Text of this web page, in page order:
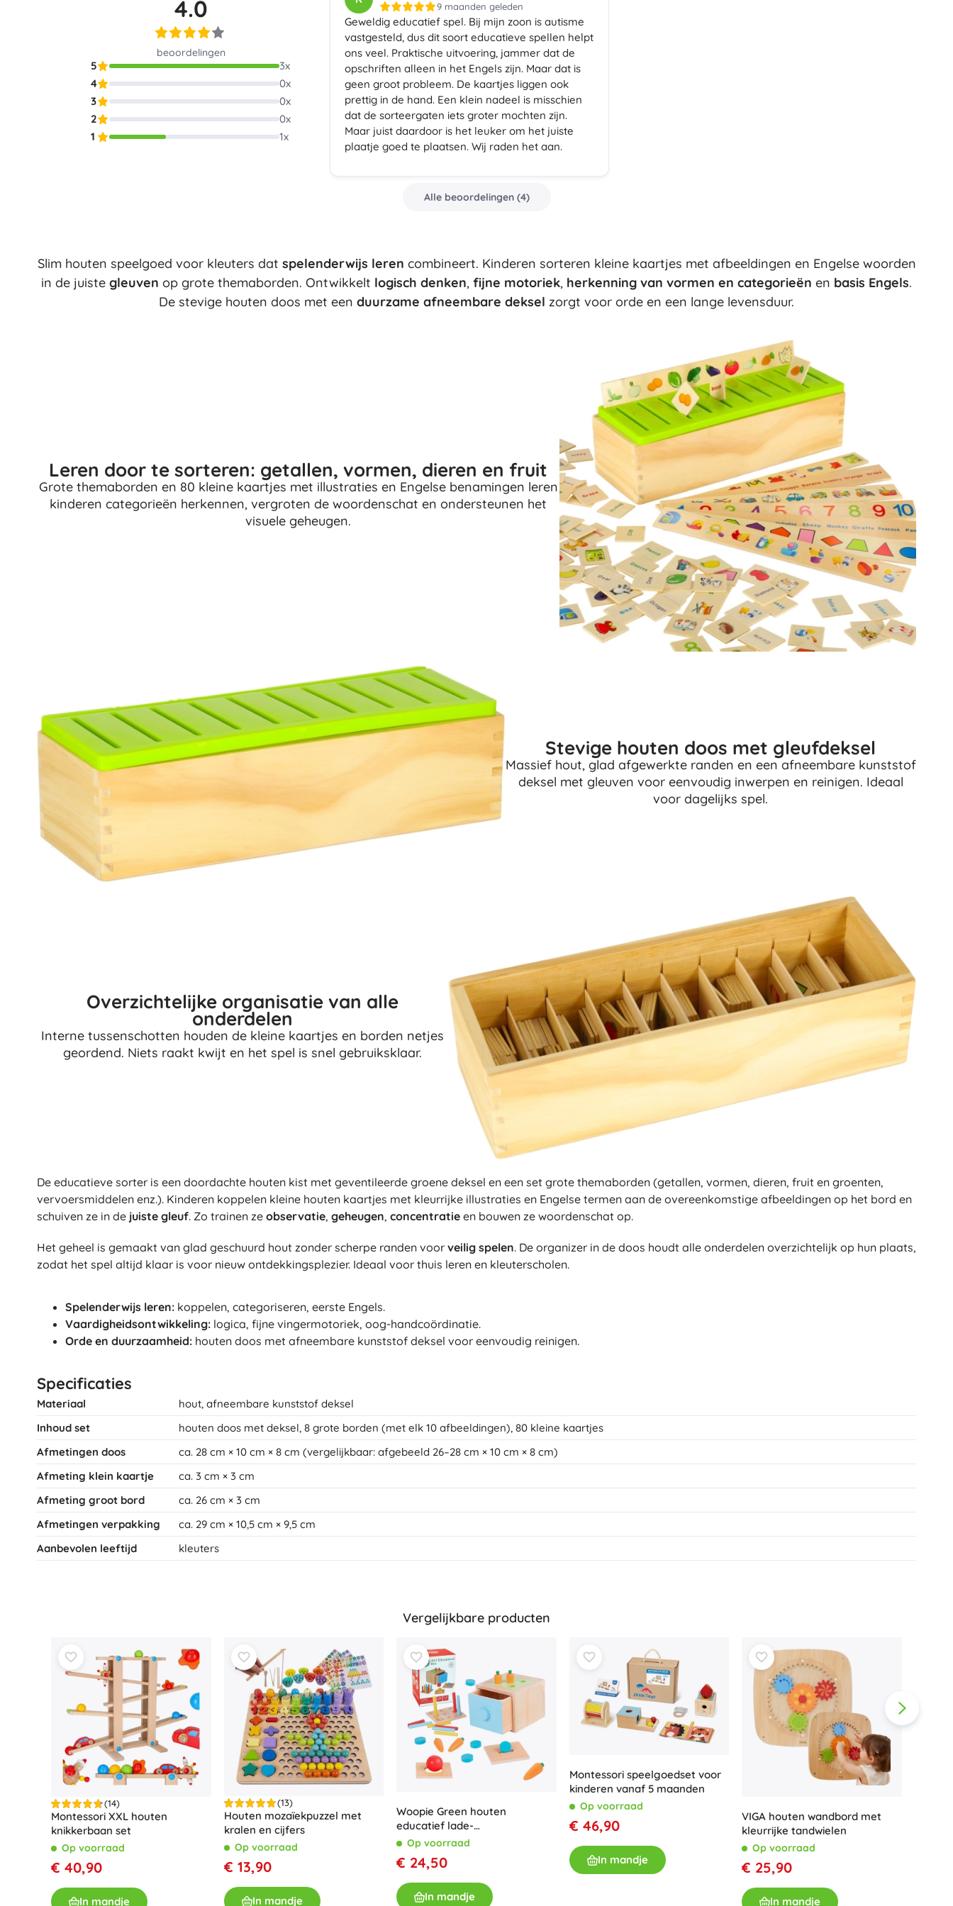
Bluey
Dots Jurassic World
Batman DC
Frozen Lord of the Rings
Op afstand bestuurbaar
Treinen
Boerderijvoertuigen
Integraal Hulpverleningssysteem
Meer tonen
Buitenspellen
Voertuigen voor kinderen
Zandspeelgoed
Waterspeelgoed
Bellenblaas
+Meer tonen
Pasen
Accessoires voor baby’s
Stoffen poppen
+Meer tonen
Tenten en huisjes
+Meer tonen
Zwaarden en dolken
Waterpistolen
Bogen
Kruisbogen
+Meer tonen
Badspeelgoed
Elektronisch speelgoed
Afstandsbedienbare speelgoed
Kinderkleding
Babykleding
T-shirts
Schoenen
Sweaters en truien
Sokken en panty’s
+Meer tonen
Vervangende onderdelen
Pompjes
Werk- en doeboekjes
Voor de allerkleinsten
Boekaccessoires
Ansichtkaarten
Voor kleine vertellers
Meer tonen
Voor meisjes
Cadeaubonnen
4.0
beoordelingen
5 3x
4
0x
3
0x
2
0x
1
1x
9 maanden geleden
Geweldig educatief spel. Bij mijn zoon is autisme
vastgesteld, dus dit soort educatieve spellen helpt
ons veel. Praktische uitvoering, jammer dat de
opschriften alleen in het Engels zijn. Maar dat is
geen groot probleem. De kaartjes liggen ook
prettig in de hand. Een klein nadeel is misschien
dat de sorteergaten iets groter mochten zijn.
Maar juist daardoor is het leuker om het juiste
plaatje goed te plaatsen. Wij raden het aan.
Alle beoordelingen(4)
Slim houten speelgoed voor kleuters dat spelenderwijs leren combineert. Kinderen sorteren kleine kaartjes met afbeeldingen en Engelse woorden
in de juiste gleuven op grote themaborden. Ontwikkelt logisch denken, fijne motoriek, herkenning van vormen en categorieën en basis Engels.
De stevige houten doos met een duurzame afneembare deksel zorgt voor orde en een lange levensduur.
Leren door te sorteren: getallen, vormen, dieren en fruit
Grote themaborden en 80 kleine kaartjes met illustraties en Engelse benamingen leren
kinderen categorieën herkennen, vergroten de woordenschat en ondersteunen het
visuele geheugen.
Stevige houten doos met gleufdeksel
Massief hout, glad afgewerkte randen en een afneembare kunststof
deksel met gleuven voor eenvoudig inwerpen en reinigen. Ideaal
voor dagelijks spel.
Overzichtelijke organisatie van alle
onderdelen
Interne tussenschotten houden de kleine kaartjes en borden netjes
geordend. Niets raakt kwijt en het spel is snel gebruiksklaar.
De educatieve sorter is een doordachte houten kist met geventileerde groene deksel en een set grote themaborden (getallen, vormen, dieren, fruit en groenten,
vervoersmiddelen enz.). Kinderen koppelen kleine houten kaartjes met kleurrijke illustraties en Engelse termen aan de overeenkomstige afbeeldingen op het bord en
schuiven ze in de juiste gleuf. Zo trainen ze observatie, geheugen, concentratie en bouwen ze woordenschat op.
Het geheel is gemaakt van glad geschuurd hout zonder scherpe randen voor veilig spelen. De organizer in de doos houdt alle onderdelen overzichtelijk op hun plaats,
zodat het spel altijd klaar is voor nieuw ontdekkingsplezier. Ideaal voor thuis leren en kleuterscholen.
Spelenderwijs leren: koppelen, categoriseren, eerste Engels.
Vaardigheidsontwikkeling: logica, fijne vinger­motoriek, oog-handcoördinatie.
Orde en duurzaamheid: houten doos met afneembare kunststof deksel voor eenvoudig reinigen.
Specificaties
Materiaal
hout, afneembare kunststof deksel
Inhoud set
houten doos met deksel, 8 grote borden (met elk 10 afbeeldingen), 80 kleine kaartjes
Afmetingen doos
ca. 28 cm × 10 cm × 8 cm (vergelijkbaar: afgebeeld 26–28 cm × 10 cm × 8 cm)
Afmeting klein kaartje
ca. 3 cm × 3 cm
Afmeting groot bord
ca. 26 cm × 3 cm
Afmetingen verpakking
ca. 29 cm × 10,5 cm × 9,5 cm
Aanbevolen leeftijd
kleuters
Vergelijkbare producten
(14)
Montessori XXL houten
knikkerbaan set
Op voorraad
€ 40,90
In mandje
(13)
Houten mozaïekpuzzel met
kralen en cijfers
Op voorraad
€ 13,90
In mandje
Woopie Green houten
educatief lade-
sorteerspeelgoed Montessori
Op voorraad
€ 24,50
In mandje
Montessori speelgoedset voor
kinderen vanaf 5 maanden
Op voorraad
€ 46,90
In mandje
VIGA houten wandbord met
kleurrijke tandwielen
Op voorraad
€ 25,90
In mandje